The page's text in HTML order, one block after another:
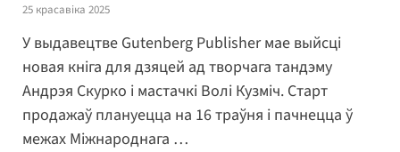
25 красавіка 2025
У выдавецтве Gutenberg Publisher мае выйсці
новая кніга для дзяцей ад творчага тандэму
Андрэя Скурко і мастачкі Волі Кузміч. Старт
продажаў плануецца на 16 траўня і пачнецца ў
межах Міжнароднага …